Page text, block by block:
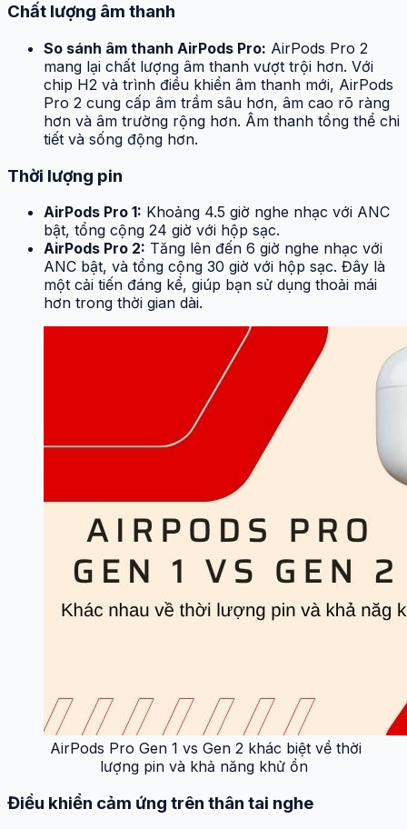
Chất lượng âm thanh
So sánh âm thanh AirPods Pro: AirPods Pro 2
mang lại chất lượng âm thanh vượt trội hơn. Với
chip H2 và trình điều khiển âm thanh mới, AirPods
Pro 2 cung cấp âm trầm sâu hơn, âm cao rõ ràng
hơn và âm trường rộng hơn. Âm thanh tổng thể chi
tiết và sống động hơn.
Thời lượng pin
AirPods Pro 1: Khoảng 4.5 giờ nghe nhạc với ANC
bật, tổng cộng 24 giờ với hộp sạc.
AirPods Pro 2: Tăng lên đến 6 giờ nghe nhạc với
ANC bật, và tổng cộng 30 giờ với hộp sạc. Đây là
một cải tiến đáng kể, giúp bạn sử dụng thoải mái
hơn trong thời gian dài.
AirPods Pro Gen 1 vs Gen 2 khác biệt về thời
lượng pin và khả năng khử ồn
Điều khiển cảm ứng trên thân tai nghe